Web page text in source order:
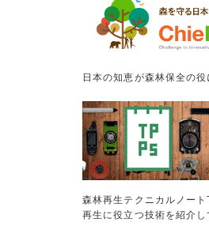
日本の知恵が森林保全の役
森林再生テクニカルノー
再生に役立つ技術を紹介し